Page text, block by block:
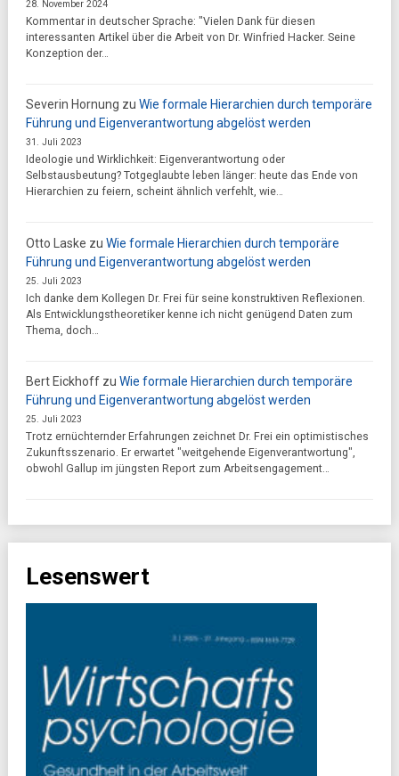
28. November 2024
Kommentar in deutscher Sprache: "Vielen Dank für diesen
interessanten Artikel über die Arbeit von Dr. Winfried Hacker. Seine
Konzeption der…
Severin Hornung zu Wie formale Hierarchien durch temporäre
Führung und Eigenverantwortung abgelöst werden
31. Juli 2023
Ideologie und Wirklichkeit: Eigenverantwortung oder
Selbstausbeutung? Totgeglaubte leben länger: heute das Ende von
Hierarchien zu feiern, scheint ähnlich verfehlt, wie…
Otto Laske zu Wie formale Hierarchien durch temporäre
Führung und Eigenverantwortung abgelöst werden
25. Juli 2023
Ich danke dem Kollegen Dr. Frei für seine konstruktiven Reflexionen.
Als Entwicklungstheoretiker kenne ich nicht genügend Daten zum
Thema, doch…
Bert Eickhoffzu Wie formale Hierarchien durch temporäre
Führung und Eigenverantwortung abgelöst werden
25. Juli 2023
Trotz ernüchternder Erfahrungen zeichnet Dr. Frei ein optimistisches
Zukunftsszenario. Er erwartet "weitgehende Eigenverantwortung",
obwohl Gallup im jüngsten Report zum Arbeitsengagement…
Lesenswert